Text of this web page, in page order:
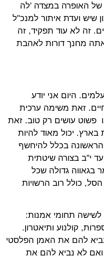
של האופרה במצדה 'לה
שיש ועדת איתור למנכ"ל
זה לא עוד תפקיד, זה
מחנך דורות לאהבת
היום אני יודע
זאת משימה ערכית
פשוט עושים רק טוב. זאת
יכול מאוד להיות
בכלל להיחשף
י"ב בצורה שיטתית
בגאווה גדולה שכל
כולל רוב הרשויות
לשישה תחומי אמנות:
קולנוע ותיאטרון.
להם את האמן הפלסטי
ואם לא נביא להם את